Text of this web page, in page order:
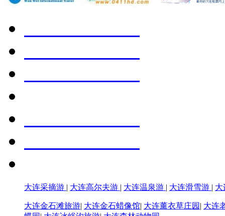
大连采摘游 | 大连高尔夫游 | 大连温泉游 | 大连滑雪游 |
大连金石滩旅游| 大连金石蜡像馆| 大连薰衣草庄园 | 大连